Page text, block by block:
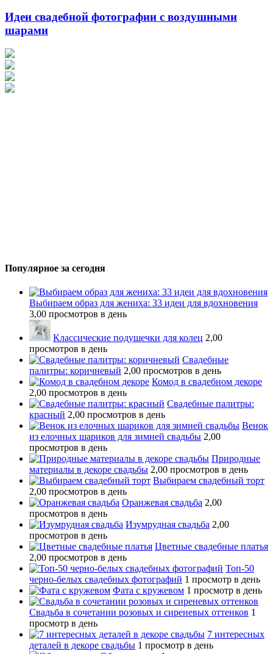
Идеи свадебной фотографии с воздушными
шарами
Популярное за сегодня
Выбираем образ для жениха: 33 идеи для вдохновения
3,00 просмотров в день
Классические подушечки для колец 2,00
просмотров в день
Свадебные
палитры: коричневый 2,00 просмотров в день
Комод в свадебном декоре
2,00 просмотров в день
Свадебные палитры:
красный 2,00 просмотров в день
Венок
из елочных шариков для зимней свадьбы 2,00
просмотров в день
Природные
материалы в декоре свадьбы 2,00 просмотров в день
Выбираем свадебный торт
2,00 просмотров в день
Оранжевая свадьба 2,00
просмотров в день
Изумрудная свадьба 2,00
просмотров в день
Цветные свадебные платья
2,00 просмотров в день
Топ-50
черно-белых свадебных фотографий 1 просмотр в день
Фата с кружевом 1 просмотр в день
Свадьба в сочетании розовых и сиреневых оттенков 1
просмотр в день
7 интересных
деталей в декоре свадьбы 1 просмотр в день